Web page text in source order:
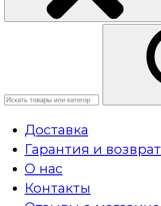
Доставка
Гарантия и возврат
О нас
Контакты